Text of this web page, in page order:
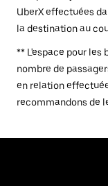
UberX effectuées
la destination au
** L'espace pour les
nombre de
en relation
recommandons de